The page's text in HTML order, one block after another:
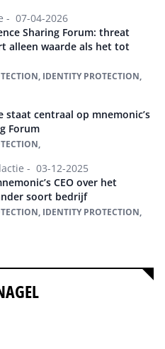
- 07-04-2026
Sharing Forum: threat
alleen waarde als het tot
IDENTITY PROTECTION,
staat centraal op mnemonic’s
Forum
- 03-12-2025
CEO over het
soort bedrijf
IDENTITY PROTECTION,